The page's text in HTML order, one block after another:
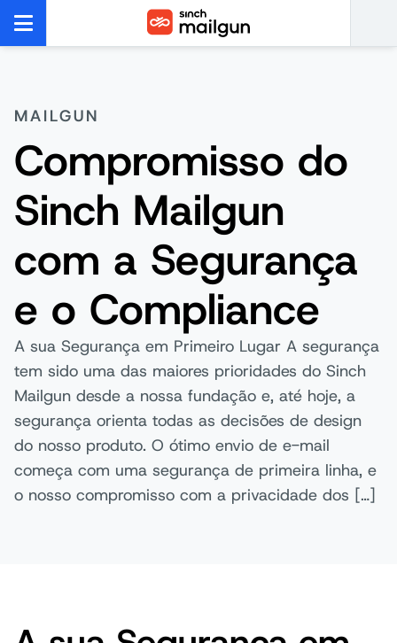
MAILGUN
Compromisso do
Sinch Mailgun
com a Segurança
e o Compliance
A sua Segurança em Primeiro Lugar A segurança
tem sido uma das maiores prioridades do Sinch
Mailgun desde a nossa fundação e, até hoje, a
segurança orienta todas as decisões de design
do nosso produto. O ótimo envio de e-mail
começa com uma segurança de primeira linha, e
o nosso compromisso com a privacidade dos […]